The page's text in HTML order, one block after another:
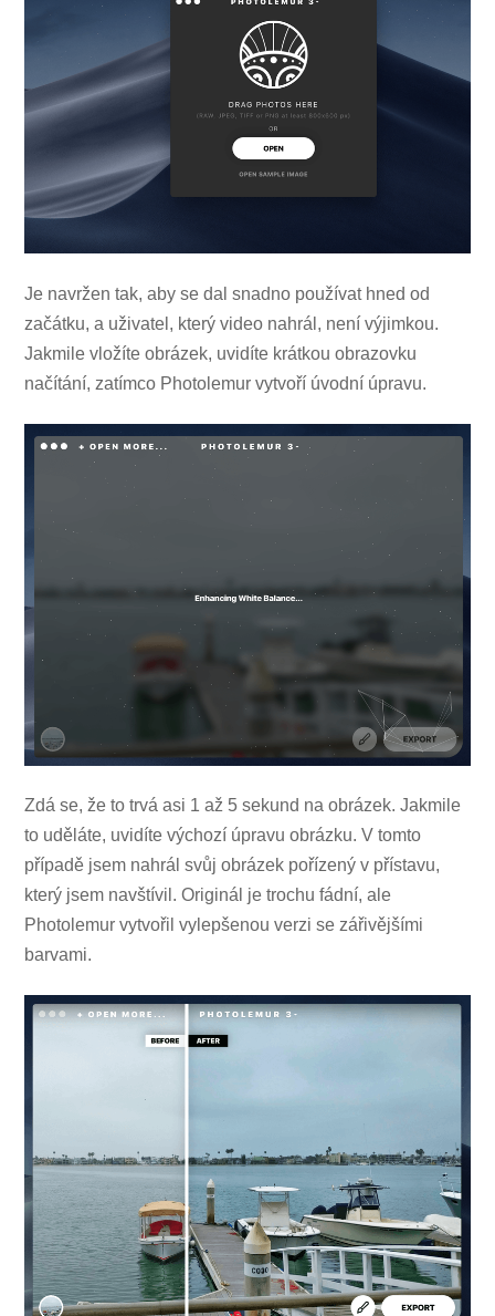
Je navržen tak, aby se dal snadno používat hned od
začátku, a uživatel, který video nahrál, není výjimkou.
Jakmile vložíte obrázek, uvidíte krátkou obrazovku
načítání, zatímco Photolemur vytvoří úvodní úpravu.
Zdá se, že to trvá asi 1 až 5 sekund na obrázek. Jakmile
to uděláte, uvidíte výchozí úpravu obrázku. V tomto
případě jsem nahrál svůj obrázek pořízený v přístavu,
který jsem navštívil. Originál je trochu fádní, ale
Photolemur vytvořil vylepšenou verzi se zářivějšími
barvami.